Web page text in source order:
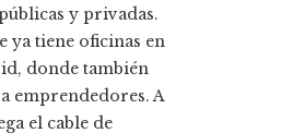
y privadas.
ya tiene oficinas en
donde también
emprendedores. A
el cable de